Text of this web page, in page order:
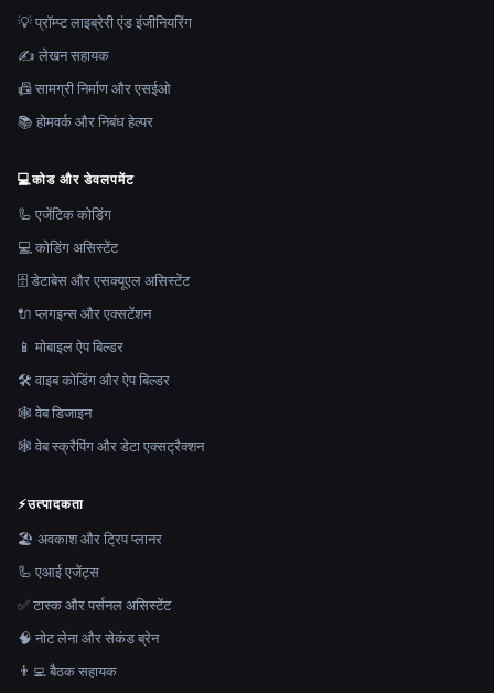
💡 प्रॉम्प्ट लाइब्रेरी एंड इंजीनियरिंग
✍️ लेखन सहायक
📠 सामग्री निर्माण और एसईओ
📚 होमवर्क और निबंध हेल्पर
💻कोड और डेवलपमेंट
🦾 एजेंटिक कोडिंग
💻 कोडिंग असिस्टेंट
🗄️ डेटाबेस और एसक्यूएल असिस्टेंट
🔌 प्लगइन्स और एक्सटेंशन
📱 मोबाइल ऐप बिल्डर
🛠️ वाइब कोडिंग और ऐप बिल्डर
🕸 वेब डिजाइन
🕸️ वेब स्क्रैपिंग और डेटा एक्सट्रैक्शन
⚡उत्पादकता
🏖 अवकाश और ट्रिप प्लानर
🦾 एआई एजेंट्स
✅ टास्क और पर्सनल असिस्टेंट
🧠 नोट लेना और सेकंड ब्रेन
👨‍💻 बैठक सहायक